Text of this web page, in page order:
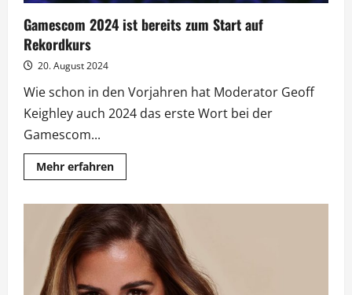
Gamescom 2024 ist bereits zum Start auf
Rekordkurs
20. August 2024
Wie schon in den Vorjahren hat Moderator Geoff
Keighley auch 2024 das erste Wort bei der
Gamescom...
Mehr erfahrenMehr
Informationen
2024
ist
bereits
zum
Start
auf
Rekordkurs